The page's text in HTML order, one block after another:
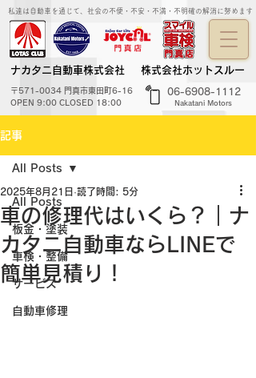
私達は自動車を通じて、社会の不便・不安・不満・不明確の解消に努めます
ナカタニ自動車株式会社
OPEN 9:00 CLOSED 18:00
〒571-0034 門真市東田町6-16 06-6908-1112
Nakatani Motors
株式会社ホットスルー
記事
All Posts
板金・塗装
車検・整備
サービス
自動車修理
All Posts
車の修理代はいくら？｜ナ
カタニ自動車ならLINEで
簡単見積り！
2025年8月21日 読了時間: 5分